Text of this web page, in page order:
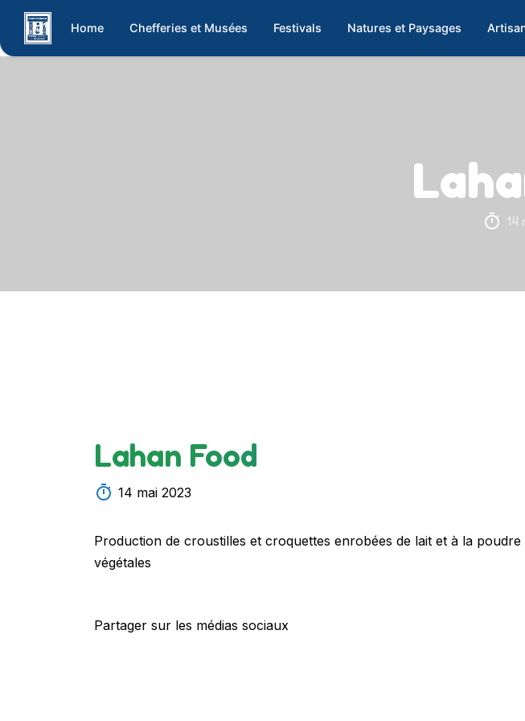
Home Chefferies et Musées Festivals Natures et Paysages
14
Lahan Food
14 mai 2023
Production de croustilles et croquettes enrobées de lait et à la poudre
végétales
Partager sur les médias sociaux